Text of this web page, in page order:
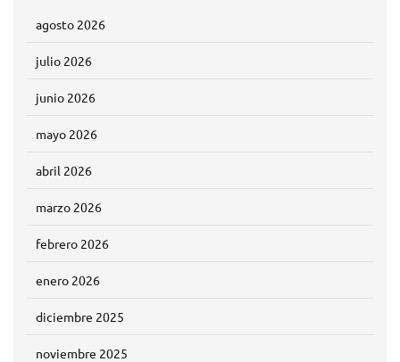
agosto 2026
julio 2026
junio 2026
mayo 2026
abril 2026
marzo 2026
febrero 2026
enero 2026
diciembre 2025
noviembre 2025